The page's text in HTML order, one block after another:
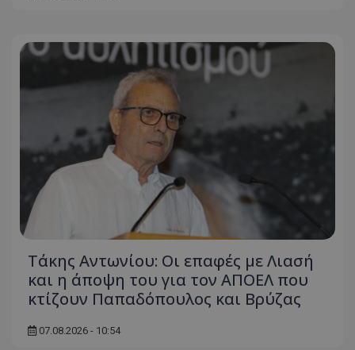
Τάκης Αντωνίου: Οι επαφές με Λιασή
και η άποψη του για τον ΑΠΟΕΛ που
κτίζουν Παπαδόπουλος και Βρύζας
07.08.2026 - 10:54